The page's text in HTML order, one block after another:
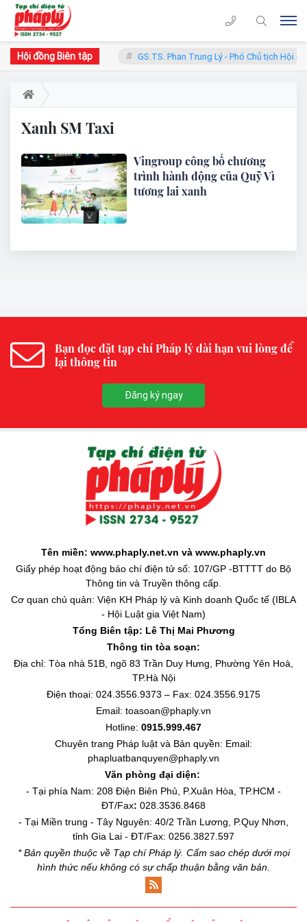
Hội đồng Biên tập
- Chủ tịch Hội đồng GS.TS. Phan Trung Lý - Phó Chủ tịch Hội
Xanh SM Taxi
Vingroup công bố chương
trình hành động của Quỹ Vì
tương lai xanh
Bạn đọc đặt tạp chí Pháp lý dài hạn vui lòng để
lại thông tin
Đăng ký ngay
Tên miền: www.phaply.net.vn và www.phaply.vn
Giấy phép hoạt động báo chí điện tử số: 107/GP -BTTTT do Bộ
Thông tin và Truyền thông cấp.
Cơ quan chủ quản: Viện KH Pháp lý và Kinh doanh Quốc tế (IBLA
- Hội Luật gia Việt Nam)
Tổng Biên tập: Lê Thị Mai Phương
Thông tin tòa soạn:
Địa chỉ: Tòa nhà 51B, ngõ 83 Trần Duy Hưng, Phường Yên Hoà,
TP.Hà Nội
Điện thoại: 024.3556.9373 – Fax: 024.3556.9175
Email: toasoan@phaply.vn
Hotline: 0915.999.467
Chuyên trang Pháp luật và Bản quyền: Email:
phapluatbanquyen@phaply.vn
Văn phòng đại diện:
- Tại phía Nam: 208 Điện Biên Phủ, P.Xuân Hòa, TP.HCM -
ĐT/Fax: 028.3536.8468
- Tại Miền trung - Tây Nguyên: 40/2 Trần Lương, P.Quy Nhơn,
tỉnh Gia Lai - ĐT/Fax: 0256.3827.597
* Bản quyền thuộc về Tạp chí Pháp lý. Cấm sao chép dưới mọi
hình thức nếu không có sự chấp thuận bằng văn bản.